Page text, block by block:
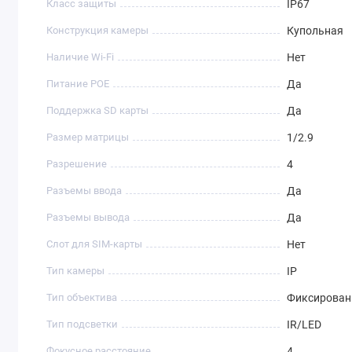
Класс защиты IP67
Конструкция камеры Купольная
Наличие Wi-Fi Нет
Питание POE Да
Поддержка SD карты Да
Размер матрицы 1/2.9
Разрешение 4
Разъемы ввода Да
Разъемы вывода Да
Слот для SIM-карты Нет
Тип камеры IP
Тип объектива
Тип подсветки IR/LED